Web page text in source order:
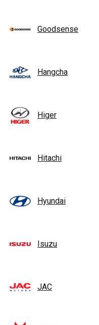
Goodsense
Hangcha
Higer
Hitachi
Hyundai
Isuzu
JAC